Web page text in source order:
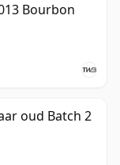
Bourbon
oud Batch 2